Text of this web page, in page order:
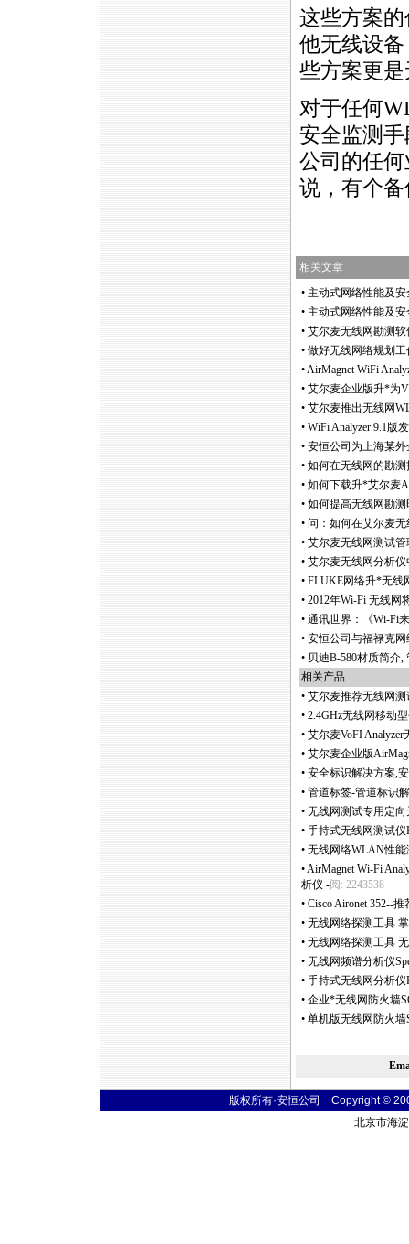
这些方案
他无线设
些方案更
对于任何
安全监测
公司的任
说，有个
相关文章
• 主动式网络性能及
• 主动式网络性能及
• 艾尔麦无线网勘测软
• 做好无线网络规划
•AirMagnet WiFi
• 艾尔麦企业版升*为
• 艾尔麦推出无线网
• WiFi Analyzer 9.1版
• 安恒公司为上海某
• 如何在无线网的勘
• 如何下载升*艾尔麦
• 如何提高无线网勘
• 问：如何在艾尔麦无
• 艾尔麦无线网测试
• 艾尔麦无线网分析仪
• FLUKE网络升*无线
• 2012年Wi-Fi 无线网
• 通讯世界：《Wi-Fi
• 安恒公司与福禄克
• 贝迪B-580材质简介
相关产品
• 艾尔麦推荐无线网
• 2.4GHz无线网移动
• 艾尔麦VoFI
• 艾尔麦企业版
• 安全标识解决方案,
• 管道标签-管道标识
• 无线网测试专用定
• 手持式无线网测试
• 无线网络WLAN性
•AirMagnet Wi-Fi
析仪 -阅: 2243538
• Cisco Aironet 352--
• 无线网络探测工具
• 无线网络探测工具
• 无线网频谱分析仪
• 手持式无线网分析仪
• 企业*无线网防火墙
• 单机版无线网防火
版权所有·安恒公司 Copyright ©
北京市海